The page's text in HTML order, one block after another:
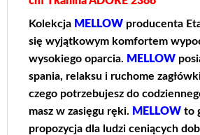
Kolekcja MELLOWproducenta
się wyjątkowym komfortem
wysokiego oparcia. MELLOW
spania, relaksu i ruchome
czego potrzebujesz do
masz w zasięgu ręki. MELLOWto
propozycja dla ludzi ceniących